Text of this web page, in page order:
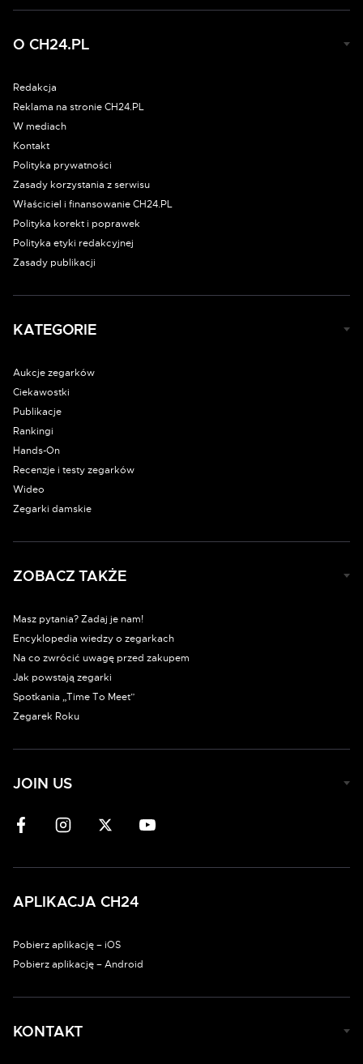
O CH24.PL
Redakcja
Reklama na stronie CH24.PL
W mediach
Kontakt
Polityka prywatności
Zasady korzystania z serwisu
Właściciel i finansowanie CH24.PL
Polityka korekt i poprawek
Polityka etyki redakcyjnej
Zasady publikacji
KATEGORIE
Aukcje zegarków
Ciekawostki
Publikacje
Rankingi
Hands-On
Recenzje i testy zegarków
Wideo
Zegarki damskie
ZOBACZ TAKŻE
Masz pytania? Zadaj je nam!
Encyklopedia wiedzy o zegarkach
Na co zwrócić uwagę przed zakupem
Jak powstają zegarki
Spotkania „Time To Meet”
Zegarek Roku
JOIN US
APLIKACJA CH24
Pobierz aplikację – iOS
Pobierz aplikację – Android
KONTAKT